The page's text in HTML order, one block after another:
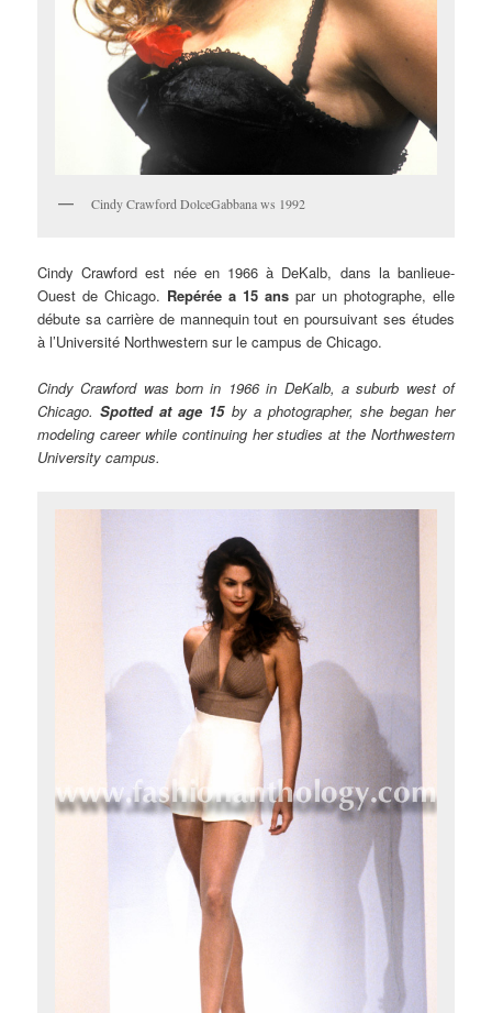
Cindy Crawford DolceGabbana ws 1992
Cindy Crawford est née en 1966 à DeKalb, dans la banlieue-
Ouest de Chicago. Repérée a 15 ans par un photographe, elle
débute sa carrière de mannequin tout en poursuivant ses études
à l’Université Northwestern sur le campus de Chicago.
Cindy Crawford was born in 1966 in DeKalb, a suburb west of
Chicago.Spotted at age 15by a photographer, she began her
modeling career while continuing her studies at the Northwestern
University campus.